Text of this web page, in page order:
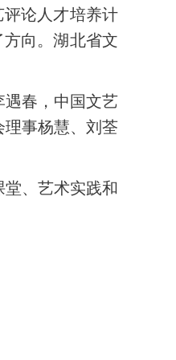
论人才培养计
向。湖北省文
遇春，中国文艺
理事杨慧、刘荃
、艺术实践和